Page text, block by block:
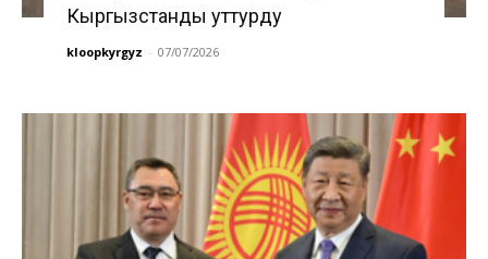
Кыргызстанды уттурду
kloopkyrgyz - 07/07/2026